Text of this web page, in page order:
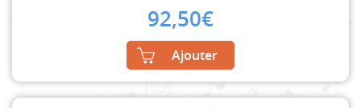
92,50€
Ajouter